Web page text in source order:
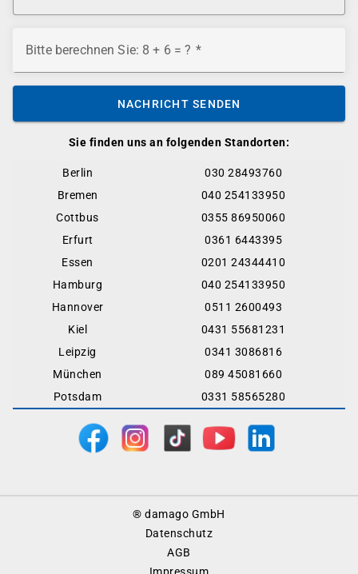
Sie finden uns an folgenden Standorten:
Berlin
030 28493760
Bremen
040 254133950
Cottbus
0355 86950060
Erfurt
0361 6443395
Essen
0201 24344410
Hamburg
040 254133950
Hannover
0511 2600493
Kiel
0431 55681231
Leipzig
0341 3086816
München
089 45081660
Potsdam
0331 58565280
Bitte berechnen Sie: 8 + 6 = ?
NACHRICHT SENDEN
® damago GmbH
Datenschutz
AGB